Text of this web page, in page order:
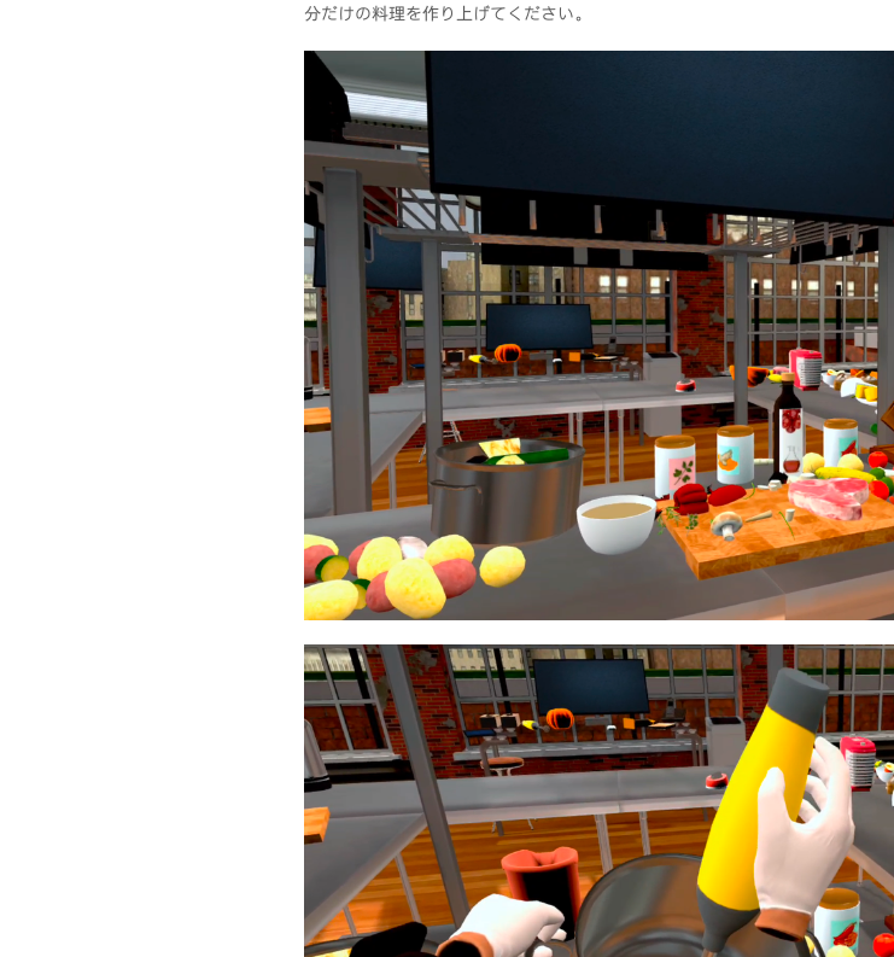
分だけの料理を作り上げてください。